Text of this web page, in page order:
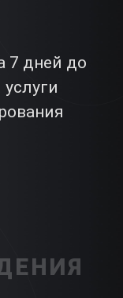
7 дней до